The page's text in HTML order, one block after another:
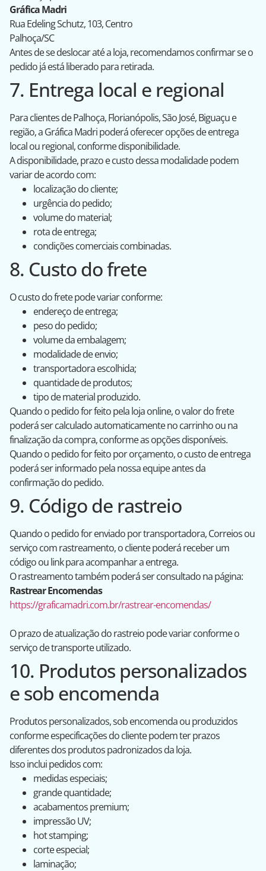
Gráfica Madri
Rua Edeling Schutz, 103, Centro
Palhoça/SC
Antes de se deslocar até a loja, recomendamos confirmar se o
pedido já está liberado para retirada.
7. Entrega local e regional
Para clientes de Palhoça, Florianópolis, São José, Biguaçu e
região, a Gráfica Madri poderá oferecer opções de entrega
local ou regional, conforme disponibilidade.
A disponibilidade, prazo e custo dessa modalidade podem
variar de acordo com:
localização do cliente;
urgência do pedido;
volume do material;
rota de entrega;
condições comerciais combinadas.
8. Custo do frete
O custo do frete pode variar conforme:
endereço de entrega;
peso do pedido;
volume da embalagem;
modalidade de envio;
transportadora escolhida;
quantidade de produtos;
tipo de material produzido.
Quando o pedido for feito pela loja online, o valor do frete
poderá ser calculado automaticamente no carrinho ou na
finalização da compra, conforme as opções disponíveis.
Quando o pedido for feito por orçamento, o custo de entrega
poderá ser informado pela nossa equipe antes da
confirmação do pedido.
9. Código de rastreio
Quando o pedido for enviado por transportadora, Correios ou
serviço com rastreamento, o cliente poderá receber um
código ou link para acompanhar a entrega.
O rastreamento também poderá ser consultado na página:
Rastrear Encomendas
https://graficamadri.com.br/rastrear-encomendas/
O prazo de atualização do rastreio pode variar conforme o
serviço de transporte utilizado.
10. Produtos personalizados
e sob encomenda
Produtos personalizados, sob encomenda ou produzidos
conforme especificações do cliente podem ter prazos
diferentes dos produtos padronizados da loja.
Isso inclui pedidos com:
medidas especiais;
grande quantidade;
acabamentos premium;
impressão UV;
hot stamping;
corte especial;
laminação;